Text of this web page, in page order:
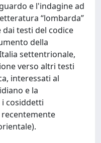
e l'indagine ad
“lombarda”
testi del codice
della
settentrionale,
verso altri testi
interessati al
e la
i cosiddetti